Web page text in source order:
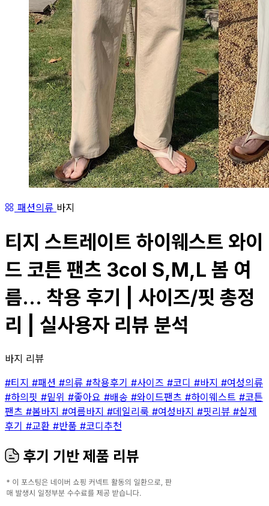
패션의류 바지
티지 스트레이트 하이웨스트 와이
드 코튼 팬츠 3col S,M,L 봄 여
름... 착용 후기 | 사이즈/핏 총정
리 | 실사용자 리뷰 분석
바지 리뷰
#티지 #패션 #의류 #착용후기 #사이즈 #코디 #바지 #여성의류
#하의핏 #밑위 #좋아요 #배송 #와이드팬츠 #하이웨스트 #코튼
팬츠 #봄바지 #여름바지 #데일리룩 #여성바지 #핏리뷰 #실제
후기 #교환 #반품 #코디추천
후기 기반 제품 리뷰